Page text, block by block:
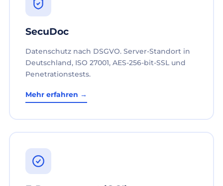
SecuDoc
Datenschutz nach DSGVO. Server-Standort in
Deutschland, ISO 27001, AES-256-bit-SSL und
Penetrationstests.
Mehr erfahren →